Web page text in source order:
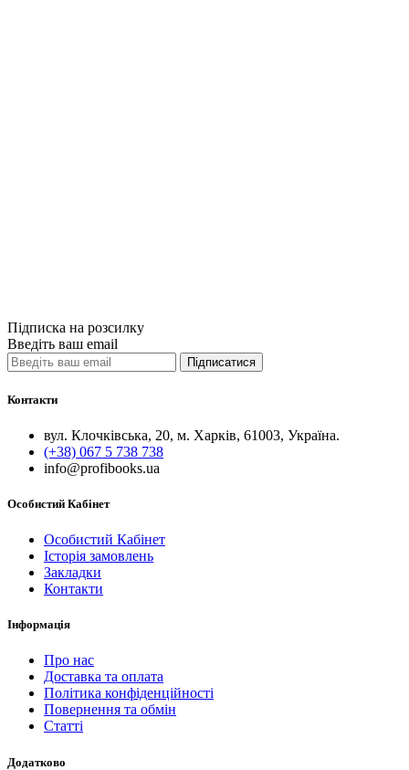
Підписка на розсилку
Введіть ваш email
Підписатися
Контакти
вул. Клочківська, 20, м. Харків, 61003, Україна.
(+38) 067 5 738 738
info@profibooks.ua
Особистий Кабінет
Особистий Кабінет
Історія замовлень
Закладки
Контакти
Інформація
Про нас
Доставка та оплата
Політика конфіденційності
Повернення та обмін
Статті
Додатково